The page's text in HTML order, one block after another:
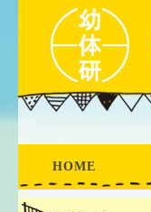
HOME